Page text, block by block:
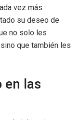
vez más
su deseo de
no solo les
que también les
en las